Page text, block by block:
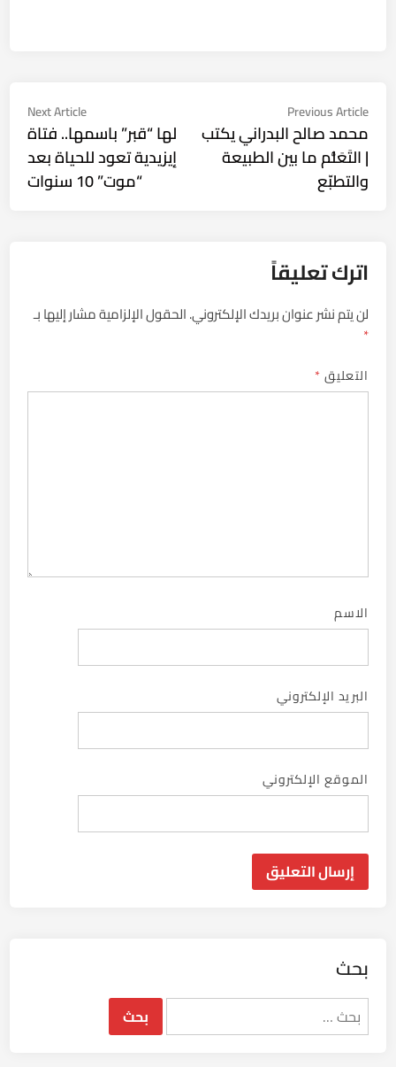
تصفّح
المقالات
Previous Article
article:
محمد صالح البدراني يكتب
| التَعَلُّم ما بين الطبيعة
والتطبّع
Next Article
Next
لها “قبر” باسمها.. فتاة
إيزيدية تعود للحياة بعد
“موت” 10 سنوات
اترك تعليقاً
لن يتم نشر عنوان بريدك الإلكتروني.الحقول الإلزامية مشار إليها بـ
*
التعليق*
الاسم
البريد الإلكتروني
الموقع الإلكتروني
بحث
البحث
عن: